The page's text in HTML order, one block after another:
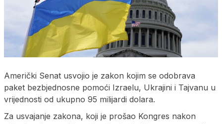
Američki Senat usvojio je zakon kojim se odobrava
paket bezbjednosne pomoći Izraelu, Ukrajini i Tajvanu u
vrijednosti od ukupno 95 milijardi dolara.
Za usvajanje zakona, koji je prošao Kongres nakon